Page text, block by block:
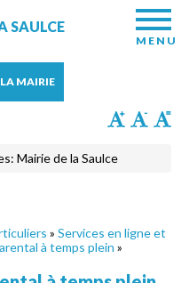
SAULCE
MENU
MAIRIE
Mairie de la Saulce
» Services en ligne et
à temps plein »